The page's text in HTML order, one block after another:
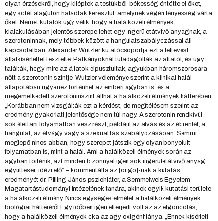
olyan érzésekről, hogy kiléptek a testükből, békesség öntötte el őket,
egy sötét alagúton haladtak keresztül, amelynek végén fényesség várta
őket. Német kutatók úgy vélik, hogy a halálközeli élmények
kialakulásában jelentős szerepe lehet egy ingerületátvivő anyagnak, a
szerotoninnak, mely többek között a hangulatszabályozással áll
kapcsolatban. Alexander Wutzler kutatócsoportja ezt a feltevést
állatkísérlettel tesztelte. Patkányoknál túladagolták az altatót, és úgy
találták, hogy mire az állatok elpusztultak, agyukban háromszorosára
nőtt a szerotonin szintje. Wutzler véleménye szerint a klinikai halál
állapotában ugyanez történhet az emberi agyban is, és a
megemelkedett szerotoninszint állhat a halálközeli élmények hátterében.
„Korábban nem vizsgálták ezt a kérdést, de megítélésem szerint az
eredmény gyakorlati jelentősége nem túl nagy. A szerotonin rendkívül
sok élettani folyamatban vesz részt, például az alvás és az ébrenlét, a
hangulat, az étvágy vagy a szexualitás szabályozásában. Semmi
meglepő nincs abban, hogy szerepet játszik egy olyan bonyolult
folyamatban is, mint a halál. Ami a halálközeli élmények során az
agyban történik, azt minden bizonnyal igen sok ingerületátvivő anyag
együttesen idézi elő” – kommentálta az [origo]-nak a kutatás
eredményét dr. Pilling János pszichiáter, a Semmelweis Egyetem
Magatartástudományi Intézetének tanára, akinek egyik kutatási területe
a halálközeli élmény. Nincs egységes elmélet a halálközeli élmények
biológiai hátteréről Egy időben igen elterjedt volt az az elgondolás,
hogy a halálközeli élmények oka az agy oxigénhiánya. „Ennek kísérleti